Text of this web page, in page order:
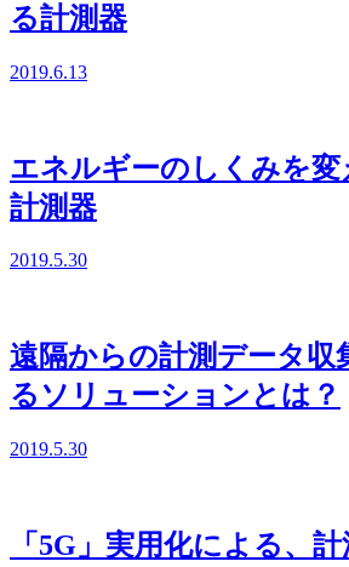
る計測器
2019.6.13
エネルギーのしくみを変
計測器
2019.5.30
遠隔からの計測データ収
るソリューションとは？
2019.5.30
「5G」実用化による、